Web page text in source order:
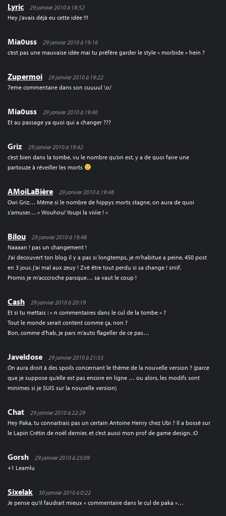
Lyric
29 janvier 2010 à 18:52
Hey j’avais déjà eu cette idée !!!
Mia0uss
29 janvier 2010 à 19:16
c’est pas une mauvaise idée mai tu préfère garder le style « morbide » hein ?
Zupermoi
29 janvier 2010 à 19:22
7eme commentaire dans son cuuuul \o/
Mia0uss
29 janvier 2010 à 19:40
Et au passage ya quoi qui a changer ???
Griz
29 janvier 2010 à 19:42
c’est bien dans la tombe, vu le nombre qu’on est, y a de quoi faire une
partouze à réveiller les morts
AMoiLaBière
29 janvier 2010 à 19:48
Owi Griz… Même si le nombre de hippys morts stagne, on aura de quoi
s’amuser… « Wouhou! Youpi la viiiie ! «
Bilou
29 janvier 2010 à 19:48
Naaaan ! pas un changement !
J’ai decouvert ton blog il y a pas si longtemps, je m’habitue a peine, 450 post
en 3 jour, j’ai mal aux zeuy ! Zvè être tout perdu si sa change ! sniif.
Promis je m’acccroche parsque… sa vaut le coup !
Cash
29 janvier 2010 à 20:19
Et si tu mettais : « n commentaires dans le cul de la tombe » ?
Tout le monde serait content comme ça, non ?
Bon, comme d’hab, je pars m’auto flageller de ce pas…
Javeldose
29 janvier 2010 à 21:53
On aura droit à des spoils concernant le thème de la nouvelle version ? (parce
que je suppose qu’elle est pas encore en ligne … ou alors, les modifs sont
minimes si je SUIS sur la nouvelle version)
Chat
29 janvier 2010 à 22:29
Hey Paka, tu connaitrais pas un certain Antoine Henry chez Ubi ? Il a bossé sur
le Lapin Crétin de noël dernier, et c’est aussi mon prof de game design. :O
Gorsh
29 janvier 2010 à 23:09
+1 Leamlu
Sixelak
30 janvier 2010 à 0:22
Je pense qu’il faudrait mieux « commentaire dans le cul de paka »…